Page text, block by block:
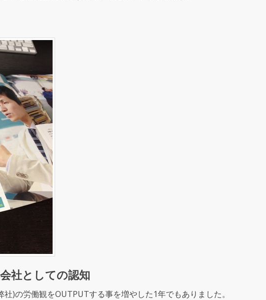
社としての認知
)の労働観をOUTPUTする事を増やした1年でもありました。